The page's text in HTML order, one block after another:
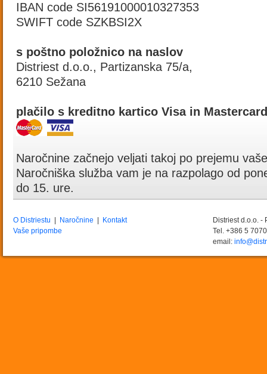
IBAN code SI56191000010327353
SWIFT code SZKBSI2X
s poštno položnico na naslov
Distriest d.o.o., Partizanska 75/a,
6210 Sežana
plačilo s kreditno kartico Visa in Mastercard
Naročnine začnejo veljati takoj po prejemu
Naročniška služba vam je na razpolago od
do 15. ure.
O Distriestu Naročnine
Kontakt
Vaše pripombe
Distriest d.o.o. -
Tel. +386 5
email: